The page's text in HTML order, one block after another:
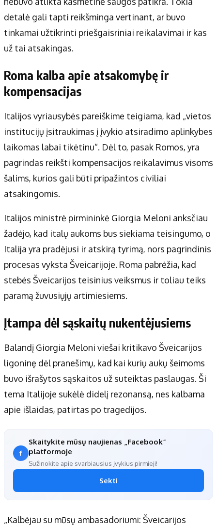
detalė gali tapti reikšminga vertinant, ar buvo
tinkamai užtikrinti priešgaisriniai reikalavimai ir kas
už tai atsakingas.
Roma kalba apie atsakomybę ir
kompensacijas
Italijos vyriausybės pareiškime teigiama, kad „vietos
institucijų įsitraukimas į įvykio atsiradimo aplinkybes
laikomas labai tikėtinu“. Dėl to, pasak Romos, yra
pagrindas reikšti kompensacijos reikalavimus visoms
šalims, kurios gali būti pripažintos civiliai
atsakingomis.
Italijos ministrė pirmininkė Giorgia Meloni anksčiau
žadėjo, kad italų aukoms bus siekiama teisingumo, o
Italija yra pradėjusi ir atskirą tyrimą, nors pagrindinis
procesas vyksta Šveicarijoje. Roma pabrėžia, kad
stebės Šveicarijos teisinius veiksmus ir toliau teiks
paramą žuvusiųjų artimiesiems.
Įtampa dėl sąskaitų nukentėjusiems
Balandį Giorgia Meloni viešai kritikavo Šveicarijos
ligoninę dėl pranešimų, kad kai kurių aukų šeimoms
buvo išrašytos sąskaitos už suteiktas paslaugas. Ši
tema Italijoje sukėlė didelį rezonansą, nes kalbama
apie išlaidas, patirtas po tragedijos.
Skaitykite mūsų naujienas „Facebook“
platformoje
Sužinokite apie svarbiausius įvykius pirmieji!
Sekti
„Kalbėjau su mūsų ambasadoriumi: Šveicarijos